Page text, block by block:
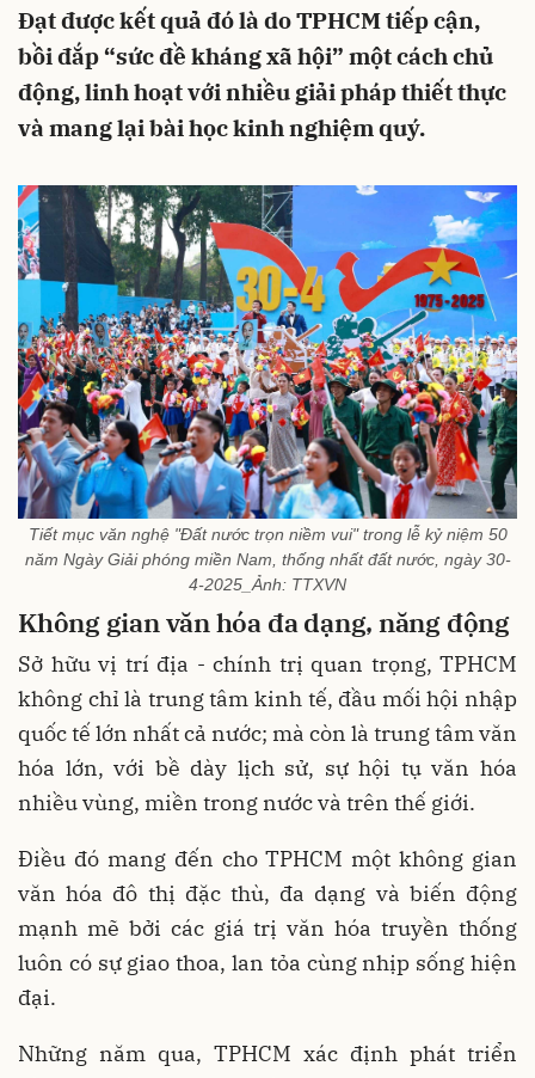
Đạt được kết quả đó là do TPHCM tiếp cận,
bồi đắp “sức đề kháng xã hội” một cách chủ
động, linh hoạt với nhiều giải pháp thiết thực
và mang lại bài học kinh nghiệm quý.
Tiết mục văn nghệ "Đất nước trọn niềm vui" trong lễ kỷ niệm 50
năm Ngày Giải phóng miền Nam, thống nhất đất nước, ngày 30-
4-2025_Ảnh: TTXVN
Không gian văn hóa đa dạng, năng động
Sở hữu vị trí địa - chính trị quan trọng, TPHCM
không chỉ là trung tâm kinh tế, đầu mối hội nhập
quốc tế lớn nhất cả nước; mà còn là trung tâm văn
hóa lớn, với bề dày lịch sử, sự hội tụ văn hóa
nhiều vùng, miền trong nước và trên thế giới.
Điều đó mang đến cho TPHCM một không gian
văn hóa đô thị đặc thù, đa dạng và biến động
mạnh mẽ bởi các giá trị văn hóa truyền thống
luôn có sự giao thoa, lan tỏa cùng nhịp sống hiện
đại.
Những năm qua, TPHCM xác định phát triển